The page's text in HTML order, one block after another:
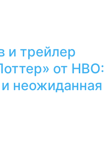
и трейлер
от HBO:
неожиданная